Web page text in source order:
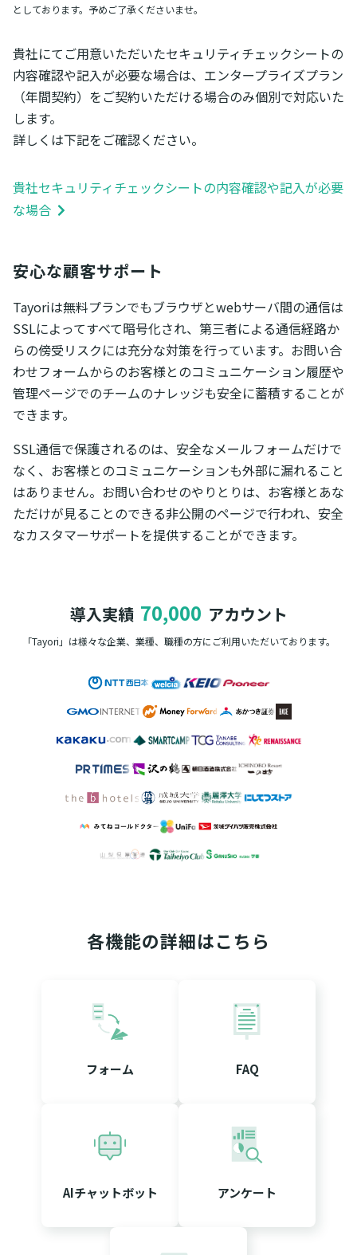
としております。予めご了承くださいませ。
貴社にてご用意いただいたセキュリティチェックシートの
内容確認や記入が必要な場合は、エンタープライズプラン
（年間契約）をご契約いただける場合のみ個別で対応いた
します。
詳しくは下記をご確認ください。
貴社セキュリティチェックシートの内容確認や記入が必要
な場合
安心な顧客サポート
Tayoriは無料プランでもブラウザとwebサーバ間の通信は
SSLによってすべて暗号化され、第三者による通信経路か
らの傍受リスクには充分な対策を行っています。お問い合
わせフォームからのお客様とのコミュニケーション履歴や
管理ページでのチームのナレッジも安全に蓄積することが
できます。
SSL通信で保護されるのは、安全なメールフォームだけで
なく、お客様とのコミュニケーションも外部に漏れること
はありません。お問い合わせのやりとりは、お客様とあな
ただけが見ることのできる非公開のページで行われ、安全
なカスタマーサポートを提供することができます。
導入実績 70,000 アカウント
「Tayori」は様々な企業、業種、職種の方に ご利用いただいております。
各機能の詳細はこちら
フォーム FAQ
AIチャットボット アンケート